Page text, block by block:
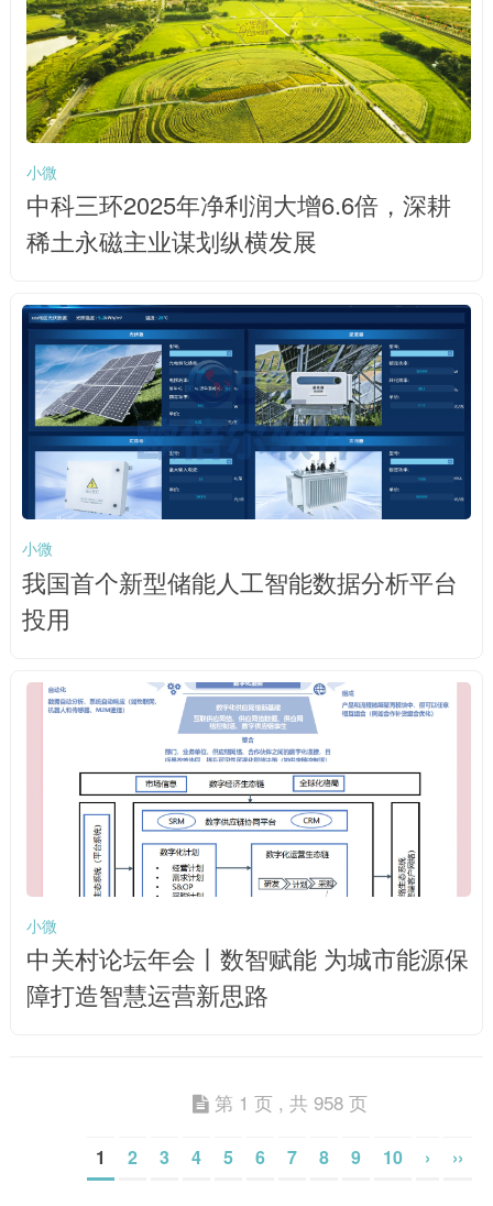
小微
中科三环2025年净利润大增6.6倍，深耕
稀土永磁主业谋划纵横发展
小微
我国首个新型储能人工智能数据分析平台
投用
小微
中关村论坛年会丨数智赋能 为城市能源保
障打造智慧运营新思路
第 1 页 , 共 958 页
1 2 3 4 5 6 7 8 9 10 › ››